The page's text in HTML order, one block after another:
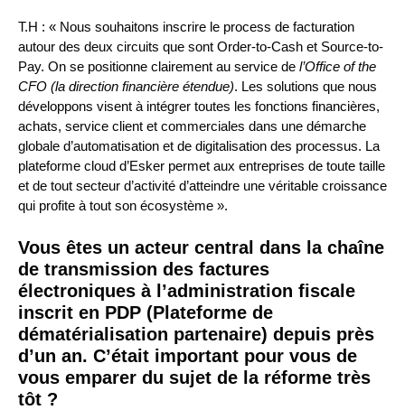
T.H : « Nous souhaitons inscrire le process de facturation
autour des deux circuits que sont Order-to-Cash et Source-to-
Pay. On se positionne clairement au service de l’Office of the
CFO (la direction financière étendue). Les solutions que nous
développons visent à intégrer toutes les fonctions financières,
achats, service client et commerciales dans une démarche
globale d’automatisation et de digitalisation des processus. La
plateforme cloud d’Esker permet aux entreprises de toute taille
et de tout secteur d’activité d’atteindre une véritable croissance
qui profite à tout son écosystème ».
Vous êtes un acteur central dans la chaîne
de transmission des factures
électroniques à l’administration fiscale
inscrit en PDP (Plateforme de
dématérialisation partenaire) depuis près
d’un an. C’était important pour vous de
vous emparer du sujet de la réforme très
tôt ?